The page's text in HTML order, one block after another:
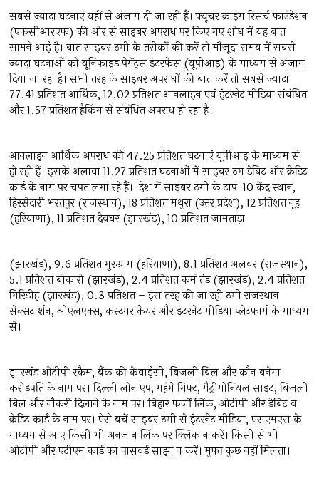
सबसे ज्यादा घटनाएं यहीं से अंजाम दी जा रही हैं। फ्यूचर क्राइम रिसर्च फाउंडेशन
(एफसीआरएफ) की ओर से साइबर अपराध पर किए गए शोध में यह बात
सामने आई है। बात साइबर ठगी के तरीकों की करें तो मौजूदा समय में सबसे
ज्यादा घटनाओं को यूनिफाइड पेमेंट्स इंटरफेस (यूपीआइ) के माध्यम से अंजाम
दिया जा रहा है। सभी तरह के साइबर अपराधों की बात करें तो सबसे ज्यादा
77.41 प्रतिशत आर्थिक, 12.02 प्रतिशत आनलाइन एवं इंटरनेट मीडिया संबंधित
और 1.57 प्रतिशत हैकिंग से संबंधित अपराध हो रहा है।
आनलाइन आर्थिक अपराध की 47.25 प्रतिशत घटनाएं यूपीआइ के माध्यम से
हो रही हैं। इसके अलावा 11.27 प्रतिशत घटनाओं में साइबर ठग डेबिट और क्रेडिट
कार्ड के नाम पर चपत लगा रहे हैं। देश में साइबर ठगी के टाप-10 केंद्र स्थान,
हिस्सेदारी भरतपुर (राजस्थान), 18 प्रतिशत मथुरा (उत्तर प्रदेश), 12 प्रतिशत नूह
(हरियाणा), 11 प्रतिशत देवघर (झारखंड), 10 प्रतिशत जामताड़ा
(झारखंड), 9.6 प्रतिशत गुरुग्राम (हरियाणा), 8.1 प्रतिशत अलवर (राजस्थान),
5.1 प्रतिशत बोकारो (झारखंड), 2.4 प्रतिशत कर्म तंड (झारखंड), 2.4 प्रतिशत
गिरिडीह (झारखंड), 0.3 प्रतिशत – इस तरह की जा रही ठगी राजस्थान
सेक्सटार्शन, ओएलएक्स, कस्टमर केयर और इंटरनेट मीडिया प्लेटफार्म के माध्यम
से।
झारखंड ओटीपी स्कैम, बैंक की केवाईसी, बिजली बिल और कौन बनेगा
करोड़पति के नाम पर। दिल्ली लोन एप, महंगे गिफ्ट, मैट्रीमोनियल साइट, बिजली
बिल और नौकरी दिलाने के नाम पर। बिहार फर्जी लिंक, ओटीपी और डेबिट व
क्रेडिट कार्ड के नाम पर। ऐसे बचें साइबर ठगी से इंटरनेट मीडिया, एसएमएस के
माध्यम से आए किसी भी अनजान लिंक पर क्लिक न करें। किसी से भी
ओटीपी और एटीएम कार्ड का पासवर्ड साझा न करें। मुफ्त कुछ नहीं मिलता।